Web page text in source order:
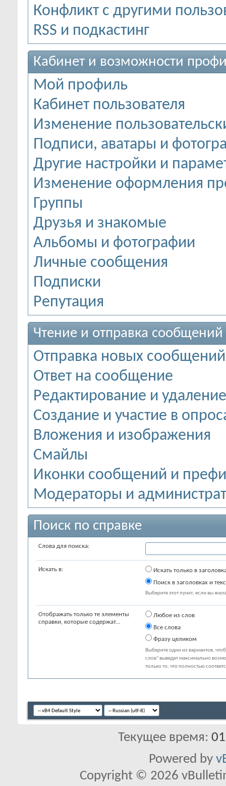
Конфликт с другими
RSS и подкастинг
Кабинет и возможности
Мой профиль
Кабинет пользователя
Изменение
Подписи, аватары и
Другие настройки и
Изменение оформления
Группы
Друзья и знакомые
Альбомы и фотографии
Личные сообщения
Подписки
Репутация
Чтение и отправка сообщений
Отправка новых сообщений
Ответ на сообщение
Редактирование и
Создание и участие в
Вложения и изображения
Смайлы
Иконки сообщений и
Модераторы и
Поиск по справке
Слова для поиска:
Искать в:
Искать только в
Поиск в заголовках и
Выберите этот пункт, если вы
Отображать только те элементы
справки, которые содержат...
Любое из слов
Все слова
Фразу целиком
Выберите один из вариантов,
слов" выведет максимально
только то, что полностью
Текущее время:
Powered by
Copyright © 2026